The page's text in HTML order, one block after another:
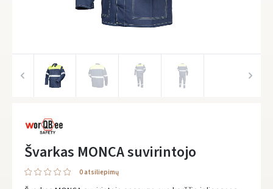
Švarkas MONCA suvirintojo
0 atsiliepimų